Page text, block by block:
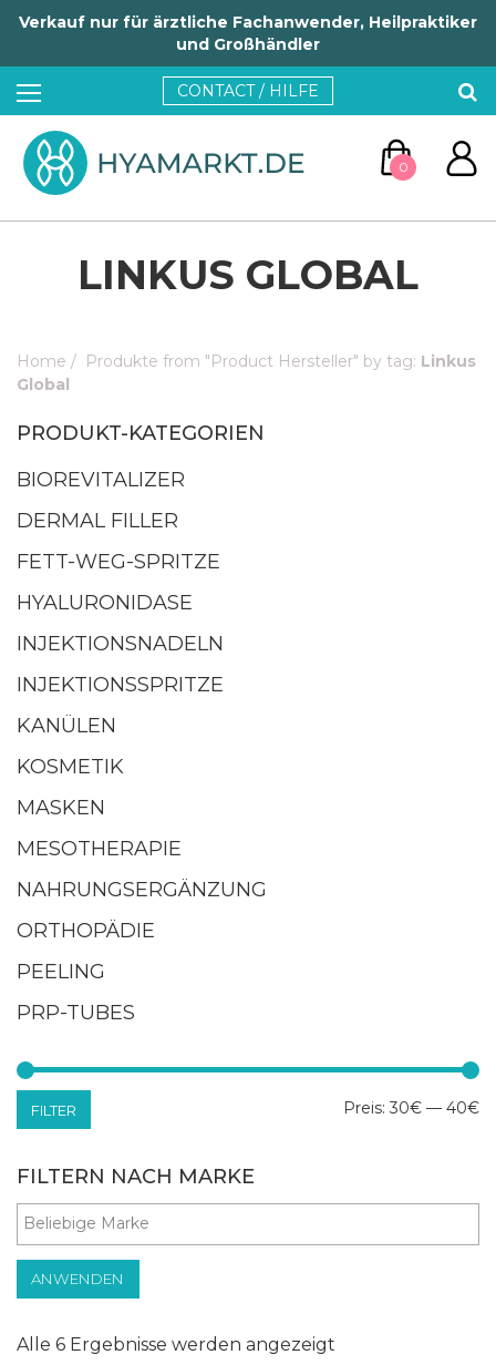
Verkauf nur für ärztliche Fachanwender, Heilpraktiker
und Großhändler
CONTACT / HILFE
0
ZUM WARENKORB
LINKUS GLOBAL
Home / Produkte from "Product Hersteller" by tag: Linkus
Global
PRODUKT-KATEGORIEN
BIOREVITALIZER
DERMAL FILLER
FETT-WEG-SPRITZE
HYALURONIDASE
INJEKTIONSNADELN
INJEKTIONSSPRITZE
KANÜLEN
KOSMETIK
MASKEN
MESOTHERAPIE
NAHRUNGSERGÄNZUNG
ORTHOPÄDIE
PEELING
PRP-TUBES
FILTER Preis: 30€ — 40€
FILTERN NACH MARKE
ANWENDEN
Alle 6 Ergebnisse werden angezeigt